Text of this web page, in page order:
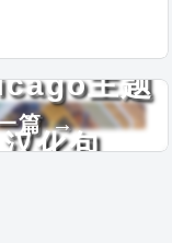
篇 →
主题
汉化包